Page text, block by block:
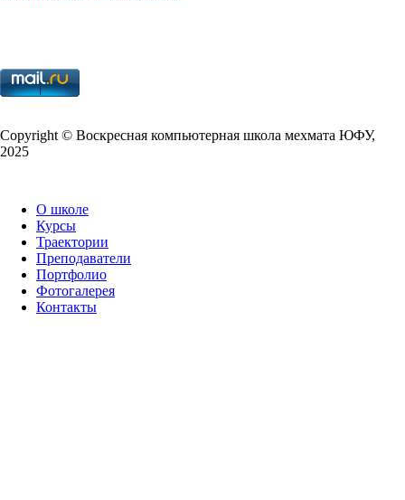
Copy­right © Воскресная компьютерная школа мехмата ЮФУ,
2025
О школе
Курсы
Траектории
Преподаватели
Портфолио
Фотогалерея
Контакты